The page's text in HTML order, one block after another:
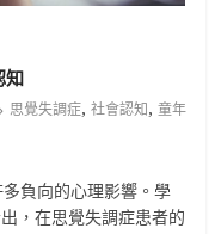
知
思覺失調症,社會認知 ,童年
負向的心理影響。學
，在思覺失調症患者的